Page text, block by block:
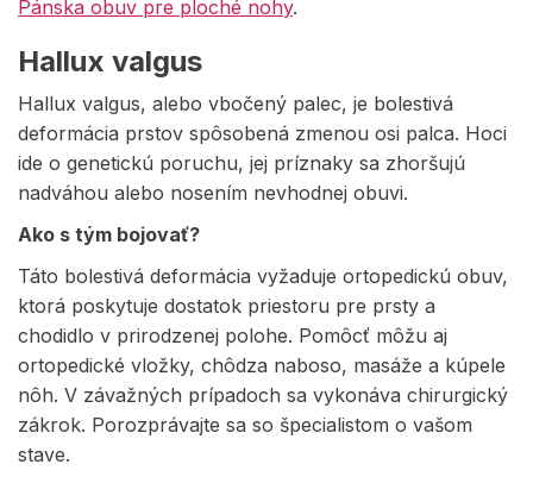
Pánska obuv pre ploché nohy.
Hallux valgus
Hallux valgus, alebo vbočený palec, je bolestivá
deformácia prstov spôsobená zmenou osi palca. Hoci
ide o genetickú poruchu, jej príznaky sa zhoršujú
nadváhou alebo nosením nevhodnej obuvi.
Ako s tým bojovať?
Táto bolestivá deformácia vyžaduje ortopedickú obuv,
ktorá poskytuje dostatok priestoru pre prsty a
chodidlo v prirodzenej polohe. Pomôcť môžu aj
ortopedické vložky, chôdza naboso, masáže a kúpele
nôh. V závažných prípadoch sa vykonáva chirurgický
zákrok. Porozprávajte sa so špecialistom o vašom
stave.